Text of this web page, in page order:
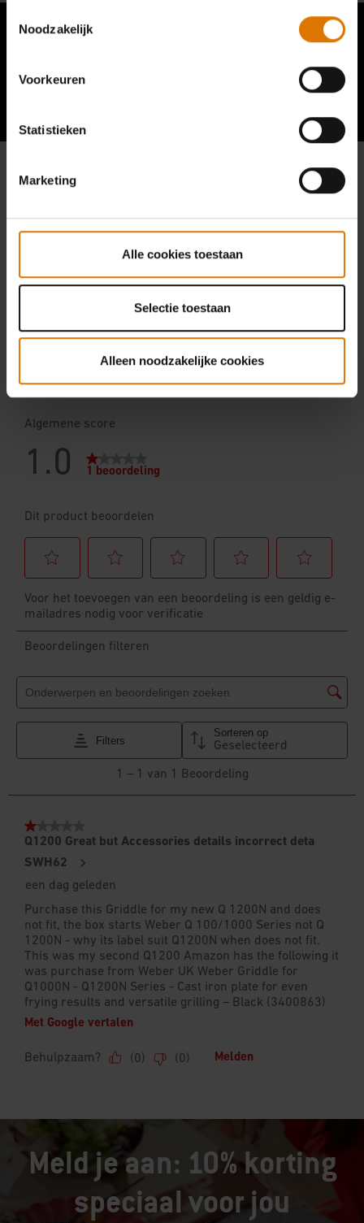
Noodzakelijk
Voorkeuren
Statistieken
Marketing
Alle cookies toestaan
Selectie toestaan
Alleen noodzakelijke cookies
Wat andere grillers zeggen
Meld je aan: 10% korting
speciaal voor jou